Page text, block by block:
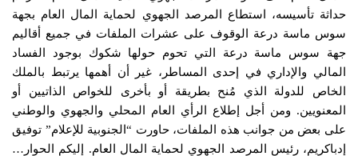
حداثة تأسيسه، استطاع المرصد الجهوي لحماية المال العام بجهة
سوس ماسة درعة الوقوف على عشرات الملفات في جميع أقاليم
جهة سوس ماسة درعة التي تحوم حولها شكوك بوجود الفساد
المالي والإداري في إحدى المساطر، غير أن أهمها يرتبط بالملك
الخاص للدولة الذي مُنح بطريقة أو بأخرى للخواص الذاتيين أو
المعنويين. ومن أجل إطلاع الرأي العام المحلي والجهوي والوطني
على بعض من جوانب هذه الملفات، حاورت “الجنوبية للإعلام” توفيق
إدباكريم، رئيس المرصد الجهوي لحماية المال العام. إليكم الحوار…